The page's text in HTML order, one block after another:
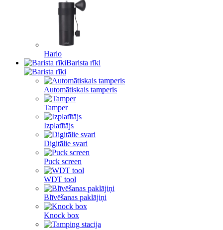
Hario
Barista rīki
Automātiskais tamperis
Tamper
Izplatītājs
Digitālie svari
Puck screen
WDT tool
Blīvēšanas paklājiņi
Knock box